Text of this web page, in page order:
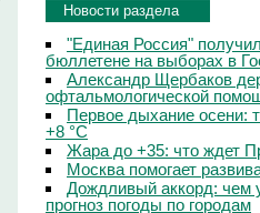
Новости раздела
"Единая Россия"
бюллетене на выборах в
Александр Щербаков
офтальмологической
Первое дыхание осени:
+8 °C
Жара до +35: что ждет
Москва помогает
Дождливый аккорд: чем
прогноз погоды по городам